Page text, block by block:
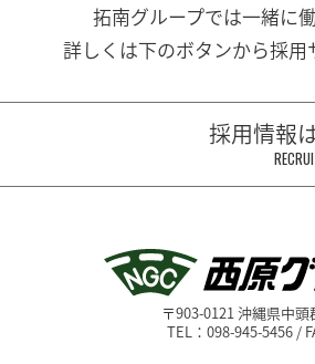
拓南グループでは一緒に
詳しくは下のボタンから採用
採用情報
〒903-0121 沖縄県中
TEL：098-945-5456 /